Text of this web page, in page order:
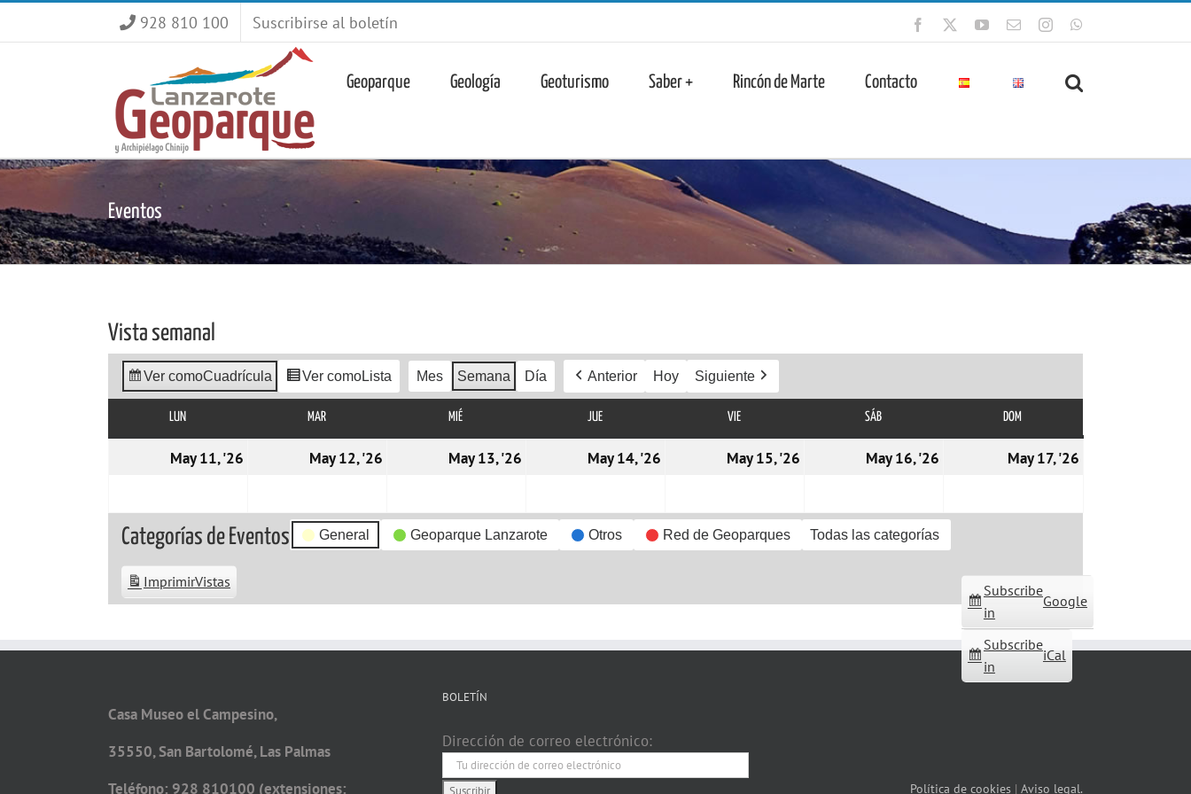
928 810 100 Suscribirse al boletín Facebook YouTube
CorreoInstagram
Geoparque Geología Geoturismo Saber + Rincón de Marte Contacto
Eventos
Vista semanal
Ver comoCuadrícula Ver comoLista Mes Semana Día Anterior Hoy Siguiente
LUNLUNES MARMARTES MIÉ JUEJUEVES VIEVIERNES SÁBSÁBADO DOM
May 11, '26 11/05/2026May 12, '26 12/05/2026May 13, '26 13/05/2026May 14, '26 14/05/2026May 15, '26 15/05/2026May 16, '26 16/05/2026May 17, '26
Categorías de Eventos General Geoparque Lanzarote Otros Red de Geoparques Todas las categorías
Subscribe
in
Google
Subscribe
in
iCal
ImprimirVistas
Casa Museo el Campesino,
35550, San Bartolomé, Las Palmas
Teléfono: 928 810100 (extensiones:
BOLETÍN
Dirección de correo electrónico:
Política de cookies | Aviso legal.